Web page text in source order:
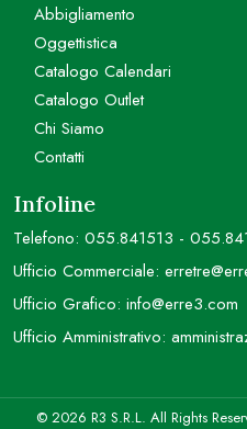
Abbigliamento
Oggettistica
Catalogo Calendari
Catalogo Outlet
Chi Siamo
Contatti
Infoline
Telefono: 055.841513 -
Ufficio Commerciale:
Ufficio Grafico: info@erre3.com
Ufficio Amministrativo:
© 2026 R3 S.R.L. All Rights